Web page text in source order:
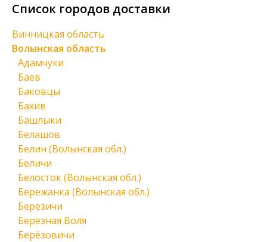
Список городов доставки
Винницкая область
Волынская область
Адамчуки
Баев
Баковцы
Бахив
Башлыки
Белашов
Белин (Волынская обл.)
Беличи
Белосток (Волынская обл.)
Бережанка (Волынская обл.)
Березичи
Березная Воля
Берёзовичи